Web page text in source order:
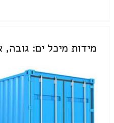
מידות מיכל ים: גובה,